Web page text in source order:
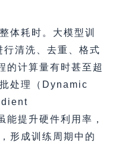
体耗时。大模型训
清洗、去重、格式
的计算量有时甚至超
处理（Dynamic
提升硬件利用率，
形成训练周期中的